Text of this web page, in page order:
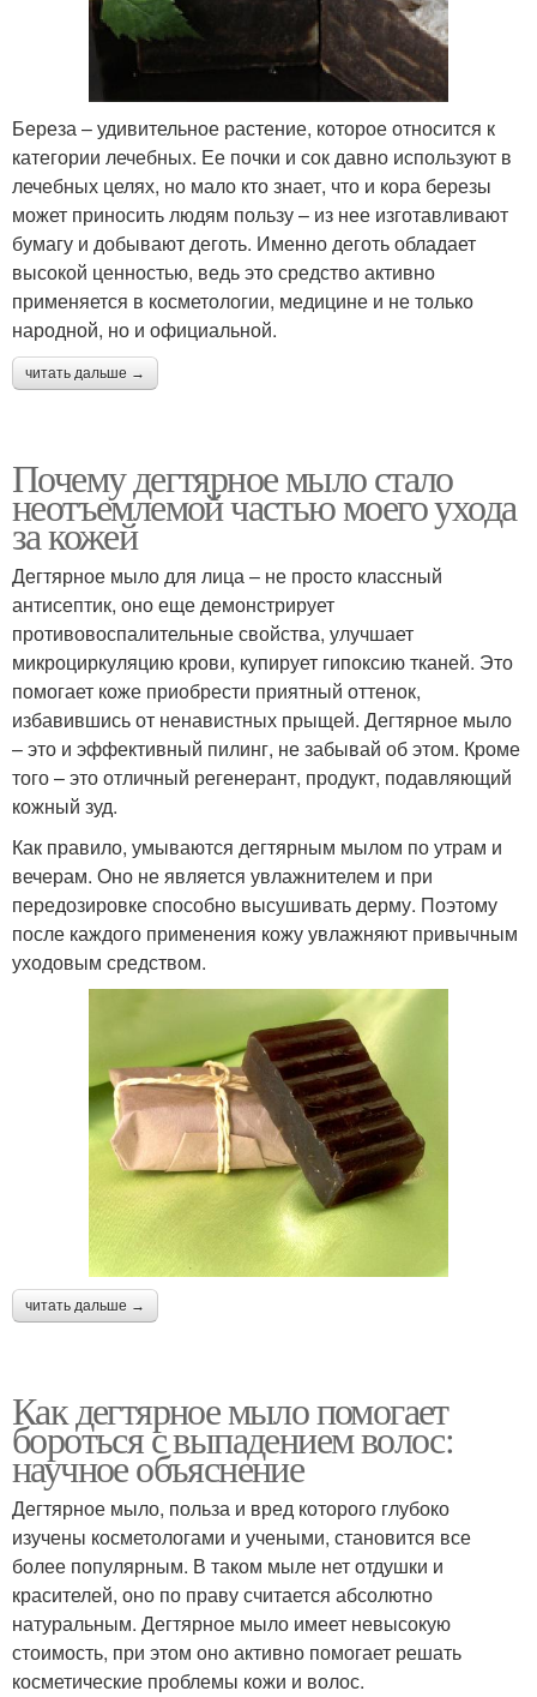
Береза – удивительное растение, которое относится к
категории лечебных. Ее почки и сок давно используют в
лечебных целях, но мало кто знает, что и кора березы
может приносить людям пользу – из нее изготавливают
бумагу и добывают деготь. Именно деготь обладает
высокой ценностью, ведь это средство активно
применяется в косметологии, медицине и не только
народной, но и официальной.
читать дальше →
Почему дегтярное мыло стало
неотъемлемой частью моего ухода
за кожей
Дегтярное мыло для лица – не просто классный
антисептик, оно еще демонстрирует
противовоспалительные свойства, улучшает
микроциркуляцию крови, купирует гипоксию тканей. Это
помогает коже приобрести приятный оттенок,
избавившись от ненавистных прыщей. Дегтярное мыло
– это и эффективный пилинг, не забывай об этом. Кроме
того – это отличный регенерант, продукт, подавляющий
кожный зуд.
Как правило, умываются дегтярным мылом по утрам и
вечерам. Оно не является увлажнителем и при
передозировке способно высушивать дерму. Поэтому
после каждого применения кожу увлажняют привычным
уходовым средством.
читать дальше →
Как дегтярное мыло помогает
бороться с выпадением волос:
научное объяснение
Дегтярное мыло, польза и вред которого глубоко
изучены косметологами и учеными, становится все
более популярным. В таком мыле нет отдушки и
красителей, оно по праву считается абсолютно
натуральным. Дегтярное мыло имеет невысокую
стоимость, при этом оно активно помогает решать
косметические проблемы кожи и волос.